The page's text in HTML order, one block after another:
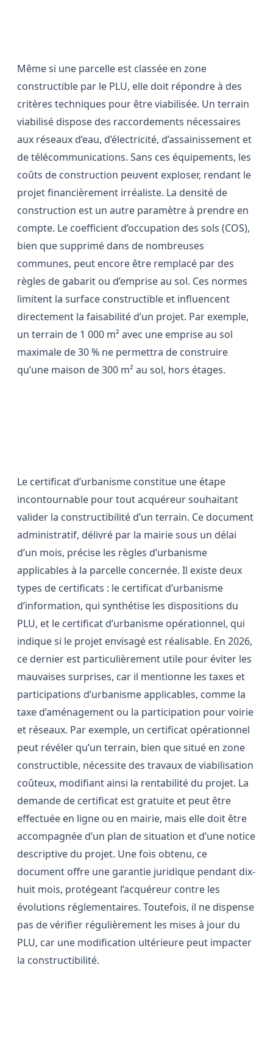
Même si une parcelle est classée en zone
constructible par le PLU, elle doit répondre à des
critères techniques pour être viabilisée. Un terrain
viabilisé dispose des raccordements nécessaires
aux réseaux d’eau, d’électricité, d’assainissement et
de télécommunications. Sans ces équipements, les
coûts de construction peuvent exploser, rendant le
projet financièrement irréaliste. La densité de
construction est un autre paramètre à prendre en
compte. Le coefficient d’occupation des sols (COS),
bien que supprimé dans de nombreuses
communes, peut encore être remplacé par des
règles de gabarit ou d’emprise au sol. Ces normes
limitent la surface constructible et influencent
directement la faisabilité d’un projet. Par exemple,
un terrain de 1 000 m² avec une emprise au sol
maximale de 30 % ne permettra de construire
qu’une maison de 300 m² au sol, hors étages.
Le certificat d’urbanisme constitue une étape
incontournable pour tout acquéreur souhaitant
valider la constructibilité d’un terrain. Ce document
administratif, délivré par la mairie sous un délai
d’un mois, précise les règles d’urbanisme
applicables à la parcelle concernée. Il existe deux
types de certificats : le certificat d’urbanisme
d’information, qui synthétise les dispositions du
PLU, et le certificat d’urbanisme opérationnel, qui
indique si le projet envisagé est réalisable. En 2026,
ce dernier est particulièrement utile pour éviter les
mauvaises surprises, car il mentionne les taxes et
participations d’urbanisme applicables, comme la
taxe d’aménagement ou la participation pour voirie
et réseaux. Par exemple, un certificat opérationnel
peut révéler qu’un terrain, bien que situé en zone
constructible, nécessite des travaux de viabilisation
coûteux, modifiant ainsi la rentabilité du projet. La
demande de certificat est gratuite et peut être
effectuée en ligne ou en mairie, mais elle doit être
accompagnée d’un plan de situation et d’une notice
descriptive du projet. Une fois obtenu, ce
document offre une garantie juridique pendant dix-
huit mois, protégeant l’acquéreur contre les
évolutions réglementaires. Toutefois, il ne dispense
pas de vérifier régulièrement les mises à jour du
PLU, car une modification ultérieure peut impacter
la constructibilité.